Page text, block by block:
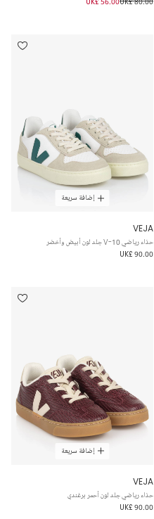
إضافة سريعة
VEJA
حذاء رياضي V-10 جلد لون أبيض وأخضر
UK£ 90.00
إضافة سريعة
VEJA
حذاء رياضي جلد لون أحمر برغندي
UK£ 90.00